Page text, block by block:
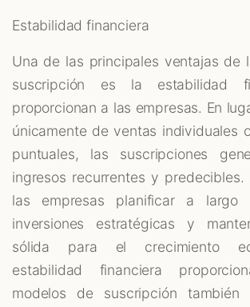
Estabilidad financiera
Una de las principales ventajas de
suscripción es la estabilidad
proporcionan a las empresas. En
únicamente de ventas individuales
puntuales, las suscripciones
ingresos recurrentes y predecibles.
las empresas planificar a largo
inversiones estratégicas y
sólida para el crecimiento
estabilidad financiera
modelos de suscripción